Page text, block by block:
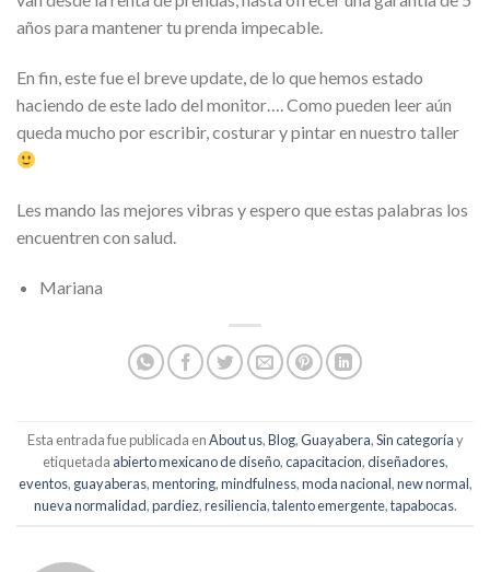
años para mantener tu prenda impecable.
En fin, este fue el breve update, de lo que hemos estado
haciendo de este lado del monitor…. Como pueden leer aún
queda mucho por escribir, costurar y pintar en nuestro taller
Les mando las mejores vibras y espero que estas palabras los
encuentren con salud.
Mariana
Esta entrada fue publicada enAbout us,Blog,Guayabera,Sin categoríay
etiquetada abierto mexicano de diseño,capacitacion,diseñadores,
eventos, guayaberas,mentoring,mindfulness,moda nacional,new normal,
nueva normalidad,pardiez,resiliencia,talento emergente,tapabocas.